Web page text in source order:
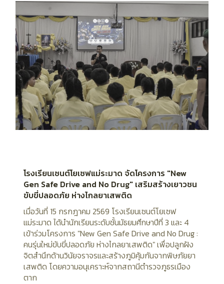
โรงเรียนเซนต์โยเซฟแม่ระมาด จัดโครงการ "New
Gen Safe Drive and No Drug" เสริมสร้างเยาวชน
ขับขี่ปลอดภัย ห่างไกลยาเสพติด
เมื่อวันที่ 15 กรกฎาคม 2569 โรงเรียนเซนต์โยเซฟ
แม่ระมาด ได้นำนักเรียนระดับชั้นมัธยมศึกษาปีที่ 3 และ 4
เข้าร่วมโครงการ "New Gen Safe Drive and No Drug :
คนรุ่นใหม่ขับขี่ปลอดภัย ห่างไกลยาเสพติด" เพื่อปลูกฝัง
จิตสำนึกด้านวินัยจราจรและสร้างภูมิคุ้มกันจากพิษภัยยา
เสพติด โดยความอนุเคราะห์จากสถานีตำรวจภูธรเมือง
ตาก